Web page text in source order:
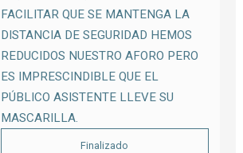
FACILITAR QUE SE MANTENGA LA
DISTANCIA DE SEGURIDAD HEMOS
REDUCIDOS NUESTRO AFORO PERO
ES IMPRESCINDIBLE QUE EL
PÚBLICO ASISTENTE LLEVE SU
MASCARILLA.
Finalizado